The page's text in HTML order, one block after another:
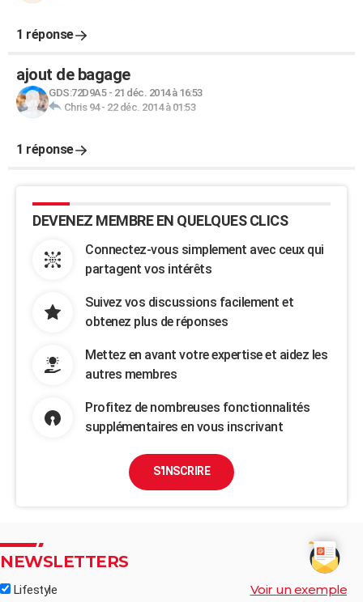
1 réponse
ajout de bagage
GDS:72D9A5- 21 déc. 2014 à 16:53
Chris 94- 22 déc. 2014 à 01:53
1 réponse
DEVENEZ MEMBRE EN QUELQUES CLICS
Connectez-vous simplement avec ceux qui
partagent vos intérêts
Suivez vos discussions facilement et
obtenez plus de réponses
Mettez en avant votre expertise et aidez les
autres membres
Profitez de nombreuses fonctionnalités
supplémentaires en vous inscrivant
S'INSCRIRE
NEWSLETTERS
Lifestyle Voir un exemple